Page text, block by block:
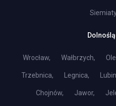
Wrocław, Wałbrzych,
Trzebnica, Legnica,
Chojnów, Jawor,